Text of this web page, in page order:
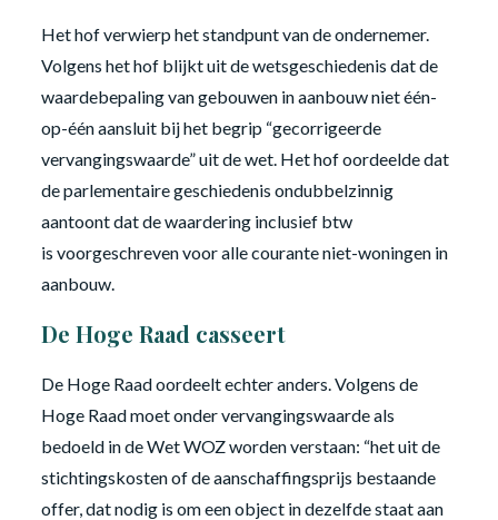
Het hof verwierp het standpunt van de ondernemer.
Volgens het hof blijkt uit de wetsgeschiedenis dat de
waardebepaling van gebouwen in aanbouw niet één-
op-één aansluit bij het begrip “gecorrigeerde
vervangingswaarde” uit de wet. Het hof oordeelde dat
de parlementaire geschiedenis ondubbelzinnig
aantoont dat de waardering inclusief btw
is voorgeschreven voor alle courante niet-woningen in
aanbouw.
De Hoge Raad casseert
De Hoge Raad oordeelt echter anders. Volgens de
Hoge Raad moet onder vervangingswaarde als
bedoeld in de Wet WOZ worden verstaan: “het uit de
stichtingskosten of de aanschaffingsprijs bestaande
offer, dat nodig is om een object in dezelfde staat aan